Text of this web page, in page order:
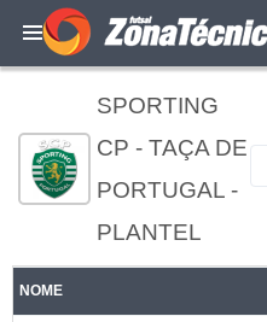
SPORTING
CP - TAÇA DE
PORTUGAL -
PLANTEL
NOME